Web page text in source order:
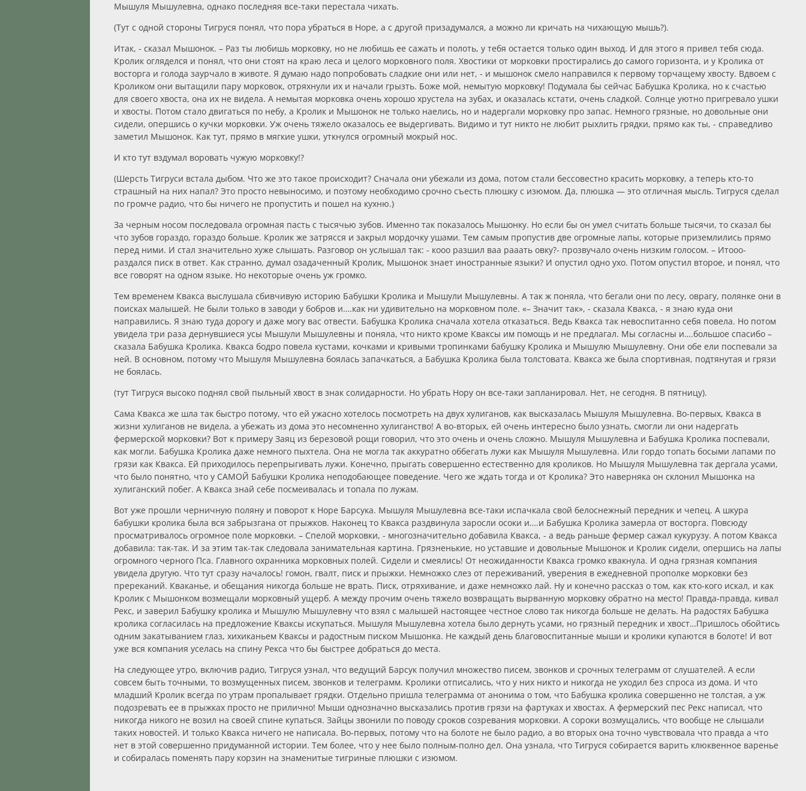
Мышуля Мышулевна, однако последняя все-таки перестала чихать.
(Тут с одной стороны Тигруся понял, что пора убраться в Норе, а с другой призадумался, а можно ли кричать на чихающую мышь?).
Итак, - сказал Мышонок. – Раз ты любишь морковку, но не любишь ее сажать и полоть, у тебя остается только один выход. И для этого я привел тебя сюда.
Кролик огляделся и понял, что они стоят на краю леса и целого морковного поля. Хвостики от морковки простирались до самого горизонта, и у Кролика от
восторга и голода заурчало в животе. Я думаю надо попробовать сладкие они или нет, - и мышонок смело направился к первому торчащему хвосту. Вдвоем с
Кроликом они вытащили пару морковок, отряхнули их и начали грызть. Боже мой, немытую морковку! Подумала бы сейчас Бабушка Кролика, но к счастью
для своего хвоста, она их не видела. А немытая морковка очень хорошо хрустела на зубах, и оказалась кстати, очень сладкой. Солнце уютно пригревало ушки
и хвосты. Потом стало двигаться по небу, а Кролик и Мышонок не только наелись, но и надергали морковку про запас. Немного грязные, но довольные они
сидели, опершись о кучки морковки. Уж очень тяжело оказалось ее выдергивать. Видимо и тут никто не любит рыхлить грядки, прямо как ты, - справедливо
заметил Мышонок. Как тут, прямо в мягкие ушки, уткнулся огромный мокрый нос.
И кто тут вздумал воровать чужую морковку!?
(Шерсть Тигруси встала дыбом. Что же это такое происходит? Сначала они убежали из дома, потом стали бессовестно красить морковку, а теперь кто-то
страшный на них напал? Это просто невыносимо, и поэтому необходимо срочно съесть плюшку с изюмом. Да, плюшка — это отличная мысль. Тигруся сделал
по громче радио, что бы ничего не пропустить и пошел на кухню.)
За черным носом последовала огромная пасть с тысячью зубов. Именно так показалось Мышонку. Но если бы он умел считать больше тысячи, то сказал бы
что зубов гораздо, гораздо больше. Кролик же затрясся и закрыл мордочку ушами. Тем самым пропустив две огромные лапы, которые приземлились прямо
перед ними. И стал значительно хуже слышать. Разговор он услышал так: - кооо разшил ваа рааать овку?- прозвучало очень низким голосом. – Итооо-
раздался писк в ответ. Как странно, думал озадаченный Кролик, Мышонок знает иностранные языки? И опустил одно ухо. Потом опустил второе, и понял, что
все говорят на одном языке. Но некоторые очень уж громко.
Тем временем Квакса выслушала сбивчивую историю Бабушки Кролика и Мышули Мышулевны. А так ж поняла, что бегали они по лесу, оврагу, полянке они в
поисках малышей. Не были только в заводи у бобров и….как ни удивительно на морковном поле. «– Значит так», - сказала Квакса, - я знаю куда они
направились. Я знаю туда дорогу и даже могу вас отвести. Бабушка Кролика сначала хотела отказаться. Ведь Квакса так невоспитанно себя повела. Но потом
увидела три раза дернувшиеся усы Мышули Мышулевны и поняла, что никто кроме Кваксы им помощь и не предлагал. Мы согласны и….большое спасибо –
сказала Бабушка Кролика. Квакса бодро повела кустами, кочками и кривыми тропинками бабушку Кролика и Мышулю Мышулевну. Они обе ели поспевали за
ней. В основном, потому что Мышуля Мышулевна боялась запачкаться, а Бабушка Кролика была толстовата. Квакса же была спортивная, подтянутая и грязи
не боялась.
(тут Тигруся высоко поднял свой пыльный хвост в знак солидарности. Но убрать Нору он все-таки запланировал. Нет, не сегодня. В пятницу).
Сама Квакса же шла так быстро потому, что ей ужасно хотелось посмотреть на двух хулиганов, как высказалась Мышуля Мышулевна. Во-первых, Квакса в
жизни хулиганов не видела, а убежать из дома это несомненно хулиганство! А во-вторых, ей очень интересно было узнать, смогли ли они надергать
фермерской морковки? Вот к примеру Заяц из березовой рощи говорил, что это очень и очень сложно. Мышуля Мышулевна и Бабушка Кролика поспевали,
как могли. Бабушка Кролика даже немного пыхтела. Она не могла так аккуратно оббегать лужи как Мышуля Мышулевна. Или гордо топать босыми лапами по
грязи как Квакса. Ей приходилось перепрыгивать лужи. Конечно, прыгать совершенно естественно для кроликов. Но Мышуля Мышулевна так дергала усами,
что было понятно, что у САМОЙ Бабушки Кролика неподобающее поведение. Чего же ждать тогда и от Кролика? Это наверняка он склонил Мышонка на
хулиганский побег. А Квакса знай себе посмеивалась и топала по лужам.
Вот уже прошли черничную поляну и поворот к Норе Барсука. Мышуля Мышулевна все-таки испачкала свой белоснежный передник и чепец. А шкура
бабушки кролика была вся забрызгана от прыжков. Наконец то Квакса раздвинула заросли осоки и….и Бабушка Кролика замерла от восторга. Повсюду
просматривалось огромное поле морковки. – Спелой морковки, - многозначительно добавила Квакса, - а ведь раньше фермер сажал кукурузу. А потом Квакса
добавила: так-так. И за этим так-так следовала занимательная картина. Грязненькие, но уставшие и довольные Мышонок и Кролик сидели, опершись на лапы
огромного черного Пса. Главного охранника морковных полей. Сидели и смеялись! От неожиданности Квакса громко квакнула. И одна грязная компания
увидела другую. Что тут сразу началось! гомон, гвалт, писк и прыжки. Немножко слез от переживаний, уверения в ежедневной прополке морковки без
пререканий. Кваканье, и обещания никогда больше не врать. Писк, отряхивание, и даже немножко лай. Ну и конечно рассказ о том, как кто-кого искал, и как
Кролик с Мышонком возмещали морковный ущерб. А между прочим очень тяжело возвращать вырванную морковку обратно на место! Правда-правда, кивал
Рекс, и заверил Бабушку кролика и Мышулю Мышулевну что взял с малышей настоящее честное слово так никогда больше не делать. На радостях Бабушка
кролика согласилась на предложение Кваксы искупаться. Мышуля Мышулевна хотела было дернуть усами, но грязный передник и хвост…Пришлось обойтись
одним закатыванием глаз, хихиканьем Кваксы и радостным писком Мышонка. Не каждый день благовоспитанные мыши и кролики купаются в болоте! И вот
уже вся компания уселась на спину Рекса что бы быстрее добраться до места.
На следующее утро, включив радио, Тигруся узнал, что ведущий Барсук получил множество писем, звонков и срочных телеграмм от слушателей. А если
совсем быть точными, то возмущенных писем, звонков и телеграмм. Кролики отписались, что у них никто и никогда не уходил без спроса из дома. И что
младший Кролик всегда по утрам пропалывает грядки. Отдельно пришла телеграмма от анонима о том, что Бабушка кролика совершенно не толстая, а уж
подозревать ее в прыжках просто не прилично! Мыши однозначно высказались против грязи на фартуках и хвостах. А фермерский пес Рекс написал, что
никогда никого не возил на своей спине купаться. Зайцы звонили по поводу сроков созревания морковки. А сороки возмущались, что вообще не слышали
таких новостей. И только Квакса ничего не написала. Во-первых, потому что на болоте не было радио, а во вторых она точно чувствовала что правда а что
нет в этой совершенно придуманной истории. Тем более, что у нее было полным-полно дел. Она узнала, что Тигруся собирается варить клюквенное варенье
и собиралась поменять пару корзин на знаменитые тигриные плюшки с изюмом.